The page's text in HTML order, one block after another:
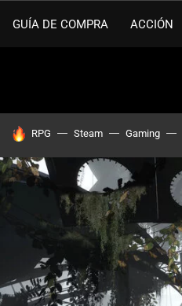
GUÍA DE COMPRA ACCIÓN
HOY SE HABLA DE
RPG Steam Gaming